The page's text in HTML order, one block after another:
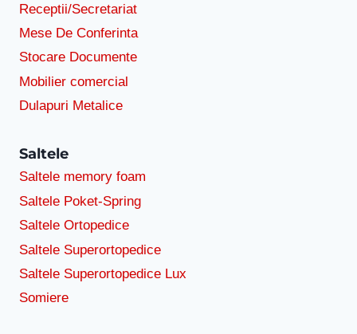
Receptii/Secretariat
Mese De Conferinta
Stocare Documente
Mobilier comercial
Dulapuri Metalice
Saltele
Saltele memory foam
Saltele Poket-Spring
Saltele Ortopedice
Saltele Superortopedice
Saltele Superortopedice Lux
Somiere